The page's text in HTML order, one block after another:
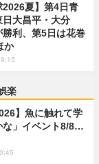
2026夏】第4日青
日大昌平・大分
勝利、第5日は花巻
か
楽
】魚に触れて学
な」イベント8/8…